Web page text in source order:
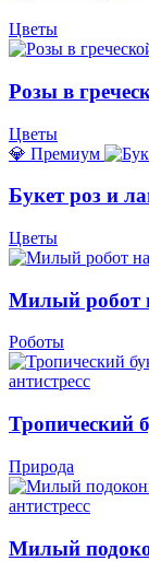
Цветы
Розы в
Цветы
💎 Премиум
Букет роз и
Цветы
Милый робот
Роботы
Тропический
Природа
Милый